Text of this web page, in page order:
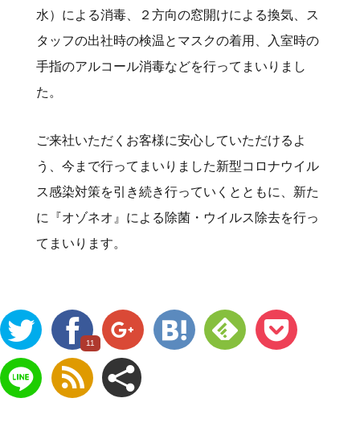
水）による消毒、２方向の窓開けによる換気、ス
タッフの出社時の検温とマスクの着用、入室時の
手指のアルコール消毒などを行ってまいりまし
た。
ご来社いただくお客様に安心していただけるよ
う、今まで行ってまいりました新型コロナウイル
ス感染対策を引き続き行っていくとともに、新た
に『オゾネオ』による除菌・ウイルス除去を行っ
てまいります。
11